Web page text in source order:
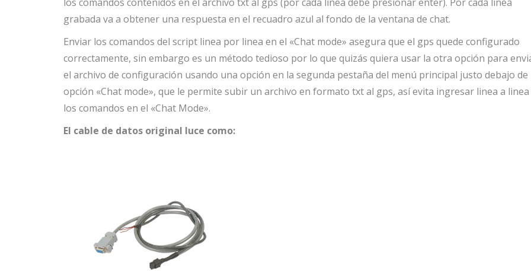
grabada va a obtener una respuesta en el recuadro azul al fondo de la ventana de chat.
Enviar los comandos del script linea por linea en el «Chat mode» asegura que el gps quede configurado
correctamente, sin embargo es un método tedioso por lo que quizás quiera usar la otra opción para
el archivo de configuración usando una opción en la segunda pestaña del menú principal justo debajo de
opción «Chat mode», que le permite subir un archivo en formato txt al gps, así evita ingresar linea a linea
los comandos en el «Chat Mode».
El cable de datos original luce como: